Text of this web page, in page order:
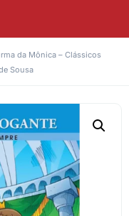
da Mônica – Clássicos
Sousa